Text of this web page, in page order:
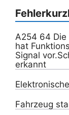
A254 64 Die
hat
Signal
erkannt
Fahrzeug